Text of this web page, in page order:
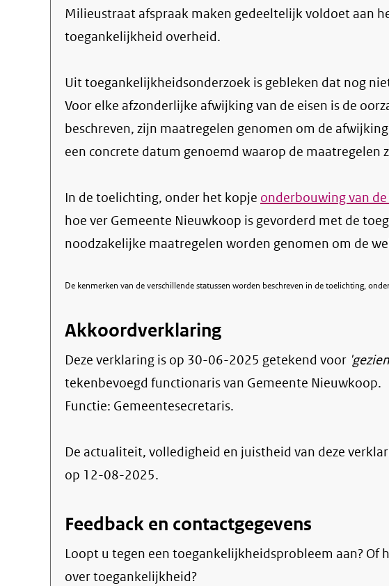
Milieustraat afspraak maken gedeeltelijk voldoet aan
toegankelijkheid overheid.
Uit toegankelijkheidsonderzoek is gebleken dat nog
Voor elke afzonderlijke afwijking van de eisen is de
beschreven, zijn maatregelen genomen om de
een concrete datum genoemd waarop de maatregelen
In de toelichting, onder het kopje onderbouwing van
hoe ver Gemeente Nieuwkoop is gevorderd met de
noodzakelijke maatregelen worden genomen om de
De kenmerken van de verschillende statussen worden beschreven in de toelichting,
Akkoordverklaring
Deze verklaring is op 30-06-2025 getekend voor
tekenbevoegd functionaris van Gemeente Nieuwkoop.
Functie: Gemeentesecretaris.
De actualiteit, volledigheid en juistheid van deze
op 12-08-2025.
Feedback en contactgegevens
Loopt u tegen een toegankelijkheidsprobleem aan? Of
over toegankelijkheid?